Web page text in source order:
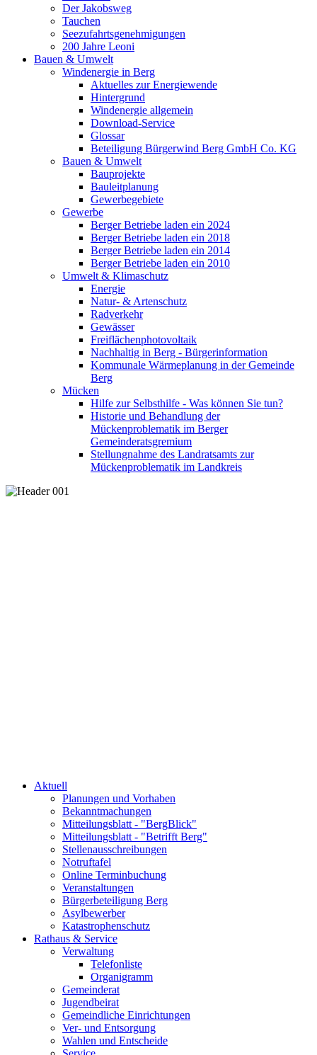
Der Jakobsweg
Tauchen
Seezufahrtsgenehmigungen
200 Jahre Leoni
Bauen & Umwelt
Windenergie in Berg
Aktuelles zur Energiewende
Hintergrund
Windenergie allgemein
Download-Service
Glossar
Beteiligung Bürgerwind Berg GmbH Co. KG
Bauen & Umwelt
Bauprojekte
Bauleitplanung
Gewerbegebiete
Gewerbe
Berger Betriebe laden ein 2024
Berger Betriebe laden ein 2018
Berger Betriebe laden ein 2014
Berger Betriebe laden ein 2010
Umwelt & Klimaschutz
Energie
Natur- & Artenschutz
Radverkehr
Gewässer
Freiflächenphotovoltaik
Nachhaltig in Berg - Bürgerinformation
Kommunale Wärmeplanung in der Gemeinde
Berg
Mücken
Hilfe zur Selbsthilfe - Was können Sie tun?
Historie und Behandlung der
Mückenproblematik im Berger
Gemeinderatsgremium
Stellungnahme des Landratsamts zur
Mückenproblematik im Landkreis
Aktuell
Planungen und Vorhaben
Bekanntmachungen
Mitteilungsblatt - "BergBlick"
Mitteilungsblatt - "Betrifft Berg"
Stellenausschreibungen
Notruftafel
Online Terminbuchung
Veranstaltungen
Bürgerbeteiligung Berg
Asylbewerber
Katastrophenschutz
Rathaus & Service
Verwaltung
Telefonliste
Organigramm
Gemeinderat
Jugendbeirat
Gemeindliche Einrichtungen
Ver- und Entsorgung
Wahlen und Entscheide